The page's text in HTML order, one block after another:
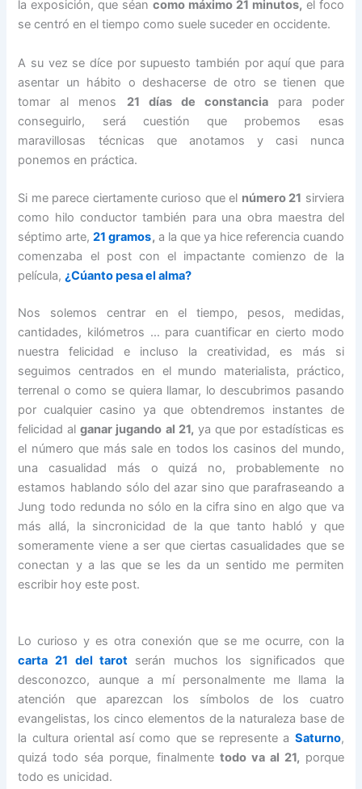
la exposición, que séancomo máximo 21 minutos, el foco
se centró en el tiempo como suele suceder en occidente.
A su vez se díce por supuesto también por aquí que para
asentar un hábito o deshacerse de otro se tienen que
tomar al menos 21 días de constanciapara poder
conseguirlo, será cuestión que probemos esas
maravillosas técnicas que anotamos y casi nunca
ponemos en práctica.
Si me parece ciertamente curioso que el número 21 sirviera
como hilo conductor también para una obra maestra del
séptimo arte,21 gramos, a la que ya hice referencia cuando
comenzaba el post con el impactante comienzo de la
película,¿Cúanto pesa el alma?
Nos solemos centrar en el tiempo, pesos, medidas,
cantidades, kilómetros … para cuantificar en cierto modo
nuestra felicidad e incluso la creatividad, es más si
seguimos centrados en el mundo materialista, práctico,
terrenal o como se quiera llamar, lo descubrimos pasando
por cualquier casino ya que obtendremos instantes de
felicidad alganar jugando al 21, ya que por estadísticas es
el número que más sale en todos los casinos del mundo,
una casualidad más o quizá no, probablemente no
estamos hablando sólo del azar sino que parafraseando a
Jung todo redunda no sólo en la cifra sino en algo que va
más allá, la sincronicidad de la que tanto habló y que
someramente viene a ser que ciertas casualidades que se
conectan y a las que se les da un sentido me permiten
escribir hoy este post.
Lo curioso y es otra conexión que se me ocurre, con la
carta 21 del tarot serán muchos los significados que
desconozco, aunque a mí personalmente me llama la
atención que aparezcan los símbolos de los cuatro
evangelistas, los cinco elementos de la naturaleza base de
la cultura oriental así como que se represente a Saturno,
quizá todo séa porque, finalmente todo va al 21, porque
todo es unicidad.